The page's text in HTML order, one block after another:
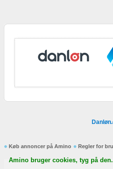
Køb annoncer på Amino Regler for
Amino bruger cookies, tyg på